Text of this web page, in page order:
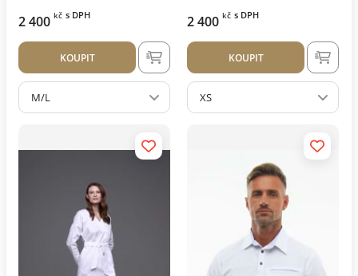
2 400 kč s DPH
KOUPIT
M/L
2 400 kč s DPH
KOUPIT
XS